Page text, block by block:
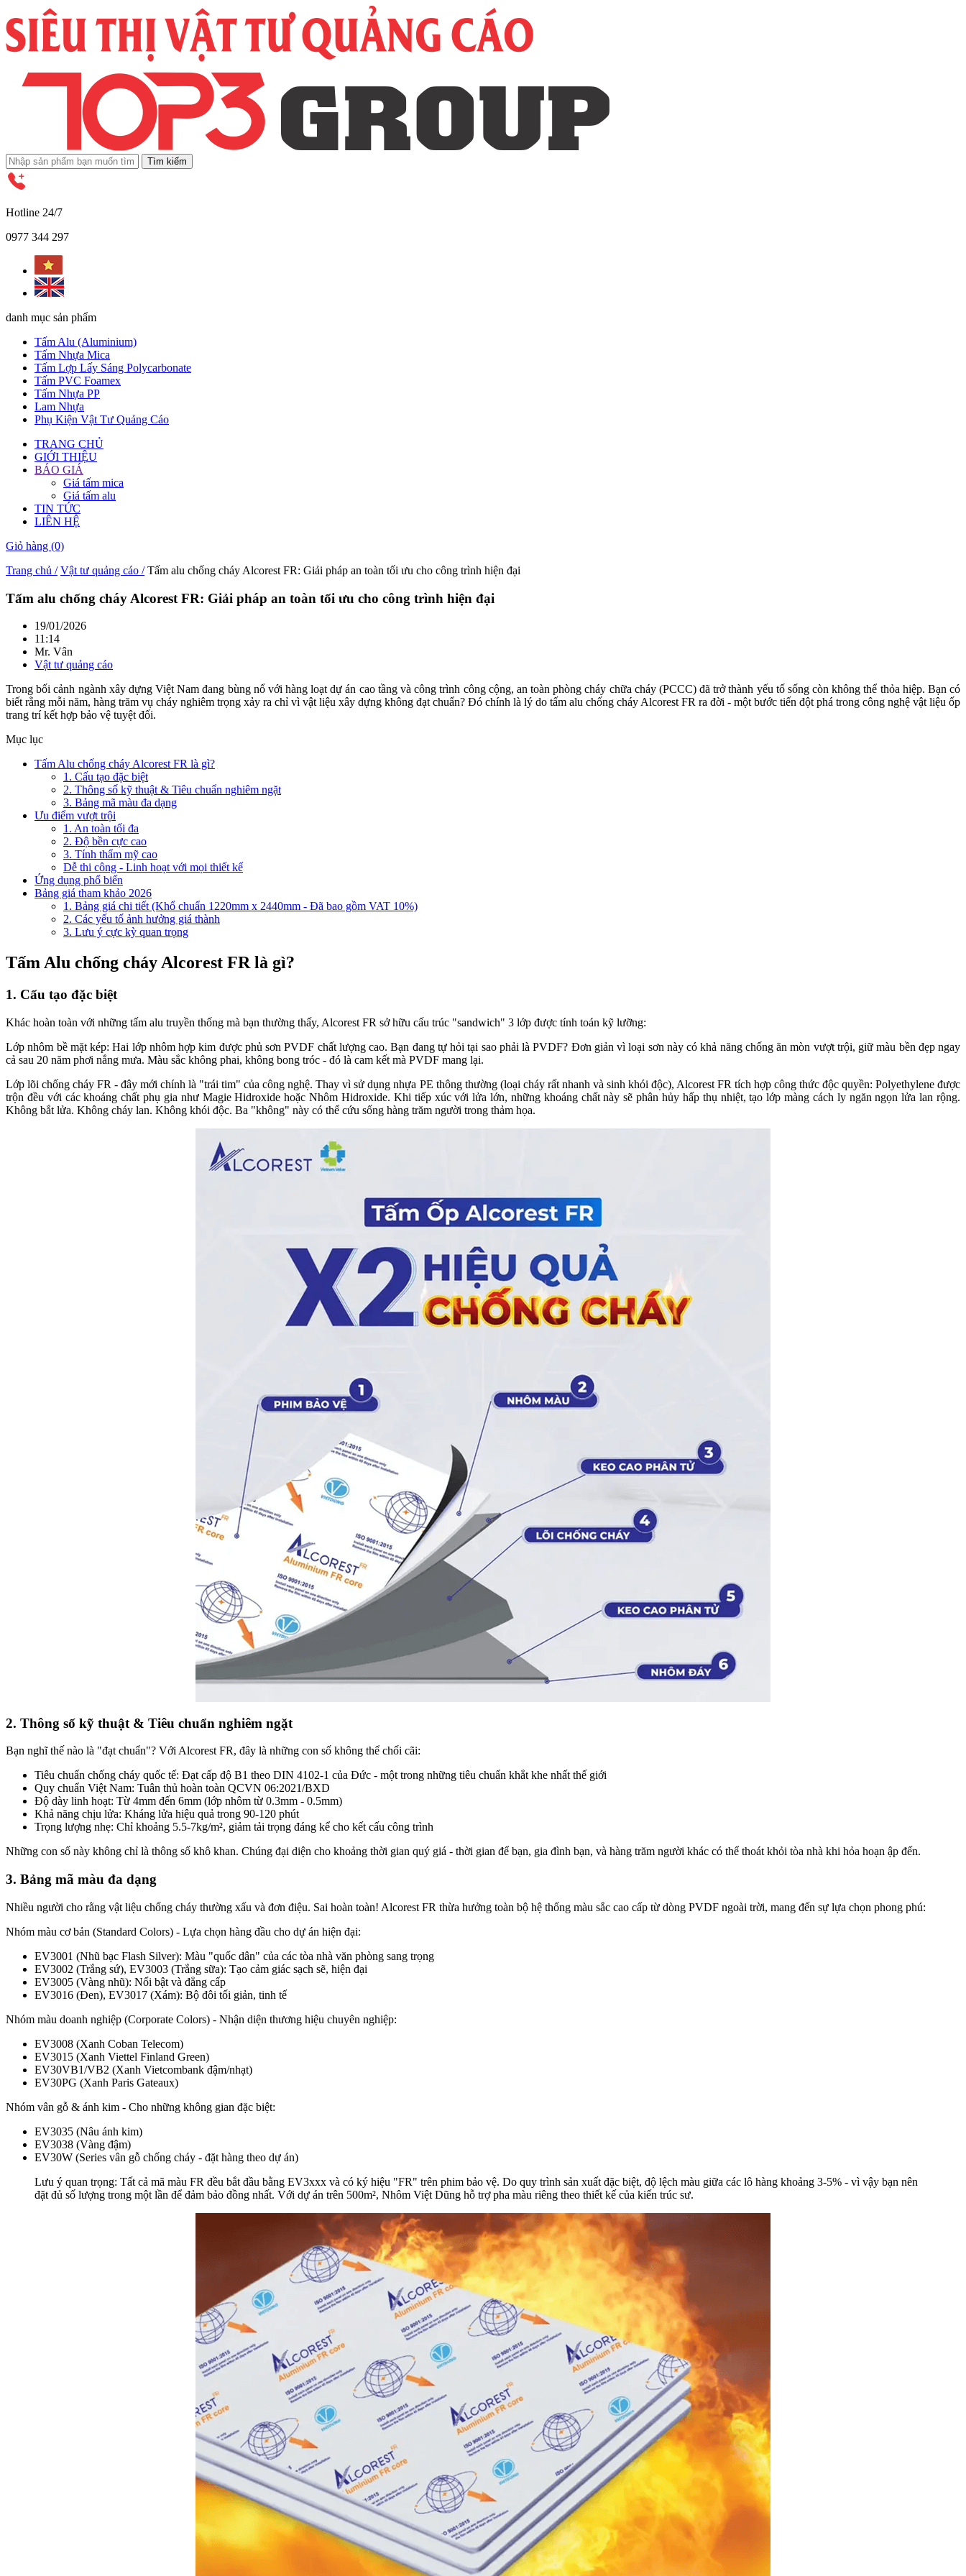
Tìm kiếm
Hotline 24/7
0977 344 297
danh mục sản phẩm
Tấm Alu (Aluminium)
Tấm Nhựa Mica
Tấm Lợp Lấy Sáng Polycarbonate
Tấm PVC Foamex
Tấm Nhựa PP
Lam Nhựa
Phụ Kiện Vật Tư Quảng Cáo
TRANG CHỦ
GIỚI THIỆU
BÁO GIÁ
Giá tấm mica
Giá tấm alu
TIN TỨC
LIÊN HỆ
Giỏ hàng (0)
Trang chủ / Vật tư quảng cáo / Tấm alu chống cháy Alcorest FR: Giải pháp an toàn tối ưu cho công trình hiện đại
Tấm alu chống cháy Alcorest FR: Giải pháp an toàn tối ưu cho công trình hiện đại
19/01/2026
11:14
Mr. Vân
Vật tư quảng cáo
Trong bối cảnh ngành xây dựng Việt Nam đang bùng nổ với hàng loạt dự án cao tầng và công trình công cộng, an toàn phòng cháy chữa cháy (PCCC) đã trở thành yếu tố sống còn không thể thỏa hiệp. Bạn có
biết rằng mỗi năm, hàng trăm vụ cháy nghiêm trọng xảy ra chỉ vì vật liệu xây dựng không đạt chuẩn? Đó chính là lý do tấm alu chống cháy Alcorest FR ra đời - một bước tiến đột phá trong công nghệ vật liệu ốp
trang trí kết hợp bảo vệ tuyệt đối.
Mục lục
Tấm Alu chống cháy Alcorest FR là gì?
1. Cấu tạo đặc biệt
2. Thông số kỹ thuật & Tiêu chuẩn nghiêm ngặt
3. Bảng mã màu đa dạng
Ưu điểm vượt trội
1. An toàn tối đa
2. Độ bền cực cao
3. Tính thẩm mỹ cao
Dễ thi công - Linh hoạt với mọi thiết kế
Ứng dụng phổ biến
Bảng giá tham khảo 2026
1. Bảng giá chi tiết (Khổ chuẩn 1220mm x 2440mm - Đã bao gồm VAT 10%)
2. Các yếu tố ảnh hưởng giá thành
3. Lưu ý cực kỳ quan trọng
Tấm Alu chống cháy Alcorest FR là gì?
1. Cấu tạo đặc biệt
Khác hoàn toàn với những tấm alu truyền thống mà bạn thường thấy, Alcorest FR sở hữu cấu trúc "sandwich" 3 lớp được tính toán kỹ lưỡng:
Lớp nhôm bề mặt kép: Hai lớp nhôm hợp kim được phủ sơn PVDF chất lượng cao. Bạn đang tự hỏi tại sao phải là PVDF? Đơn giản vì loại sơn này có khả năng chống ăn mòn vượt trội, giữ màu bền đẹp ngay
cả sau 20 năm phơi nắng mưa. Màu sắc không phai, không bong tróc - đó là cam kết mà PVDF mang lại.
Lớp lõi chống cháy FR - đây mới chính là "trái tim" của công nghệ. Thay vì sử dụng nhựa PE thông thường (loại cháy rất nhanh và sinh khói độc), Alcorest FR tích hợp công thức độc quyền: Polyethylene được
trộn đều với các khoáng chất phụ gia như Magie Hidroxide hoặc Nhôm Hidroxide. Khi tiếp xúc với lửa lớn, những khoáng chất này sẽ phân hủy hấp thụ nhiệt, tạo lớp màng cách ly ngăn ngọn lửa lan rộng.
Không bắt lửa. Không cháy lan. Không khói độc. Ba "không" này có thể cứu sống hàng trăm người trong thảm họa.
2. Thông số kỹ thuật & Tiêu chuẩn nghiêm ngặt
Bạn nghĩ thế nào là "đạt chuẩn"? Với Alcorest FR, đây là những con số không thể chối cãi:
Tiêu chuẩn chống cháy quốc tế: Đạt cấp độ B1 theo DIN 4102-1 của Đức - một trong những tiêu chuẩn khắt khe nhất thế giới
Quy chuẩn Việt Nam: Tuân thủ hoàn toàn QCVN 06:2021/BXD
Độ dày linh hoạt: Từ 4mm đến 6mm (lớp nhôm từ 0.3mm - 0.5mm)
Khả năng chịu lửa: Kháng lửa hiệu quả trong 90-120 phút
Trọng lượng nhẹ: Chỉ khoảng 5.5-7kg/m², giảm tải trọng đáng kể cho kết cấu công trình
Những con số này không chỉ là thông số khô khan. Chúng đại diện cho khoảng thời gian quý giá - thời gian để bạn, gia đình bạn, và hàng trăm người khác có thể thoát khỏi tòa nhà khi hỏa hoạn ập đến.
3. Bảng mã màu đa dạng
Nhiều người cho rằng vật liệu chống cháy thường xấu và đơn điệu. Sai hoàn toàn! Alcorest FR thừa hưởng toàn bộ hệ thống màu sắc cao cấp từ dòng PVDF ngoài trời, mang đến sự lựa chọn phong phú:
Nhóm màu cơ bản (Standard Colors) - Lựa chọn hàng đầu cho dự án hiện đại:
EV3001 (Nhũ bạc Flash Silver): Màu "quốc dân" của các tòa nhà văn phòng sang trọng
EV3002 (Trắng sứ), EV3003 (Trắng sữa): Tạo cảm giác sạch sẽ, hiện đại
EV3005 (Vàng nhũ): Nổi bật và đẳng cấp
EV3016 (Đen), EV3017 (Xám): Bộ đôi tối giản, tinh tế
Nhóm màu doanh nghiệp (Corporate Colors) - Nhận diện thương hiệu chuyên nghiệp:
EV3008 (Xanh Coban Telecom)
EV3015 (Xanh Viettel Finland Green)
EV30VB1/VB2 (Xanh Vietcombank đậm/nhạt)
EV30PG (Xanh Paris Gateaux)
Nhóm vân gỗ & ánh kim - Cho những không gian đặc biệt:
EV3035 (Nâu ánh kim)
EV3038 (Vàng đậm)
EV30W (Series vân gỗ chống cháy - đặt hàng theo dự án)
Lưu ý quan trọng: Tất cả mã màu FR đều bắt đầu bằng EV3xxx và có ký hiệu "FR" trên phim bảo vệ. Do quy trình sản xuất đặc biệt, độ lệch màu giữa các lô hàng khoảng 3-5% - vì vậy bạn nên
đặt đủ số lượng trong một lần để đảm bảo đồng nhất. Với dự án trên 500m², Nhôm Việt Dũng hỗ trợ pha màu riêng theo thiết kế của kiến trúc sư.